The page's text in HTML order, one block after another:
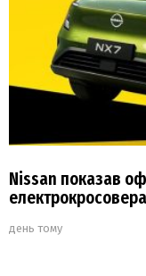
Nissan показав
день тому